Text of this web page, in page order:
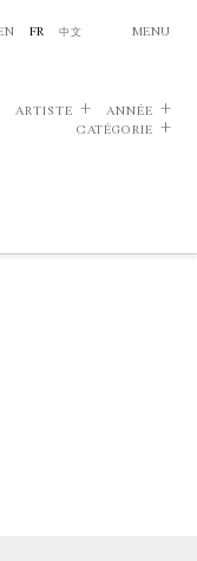
FR 中文 MENU
ARTISTE
ANNÉE
CATÉGORIE